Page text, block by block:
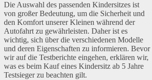
Die Auswahl des passenden Kindersitzes ist
von großer Bedeutung, um die Sicherheit und
den Komfort unserer Kleinen während der
Autofahrt zu gewährleisten. Daher ist es
wichtig, sich über die verschiedenen Modelle
und deren Eigenschaften zu informieren. Bevor
wir auf die Testberichte eingehen, erklären wir,
was es beim Kauf eines Kindersitz ab 5 Jahre
Testsieger zu beachten gilt.